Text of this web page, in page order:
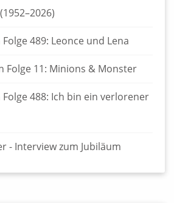
489: Leonce und Lena
Folge 11: Minions & Monster
Folge 488: Ich bin ein verlorener
- Interview zum Jubiläum